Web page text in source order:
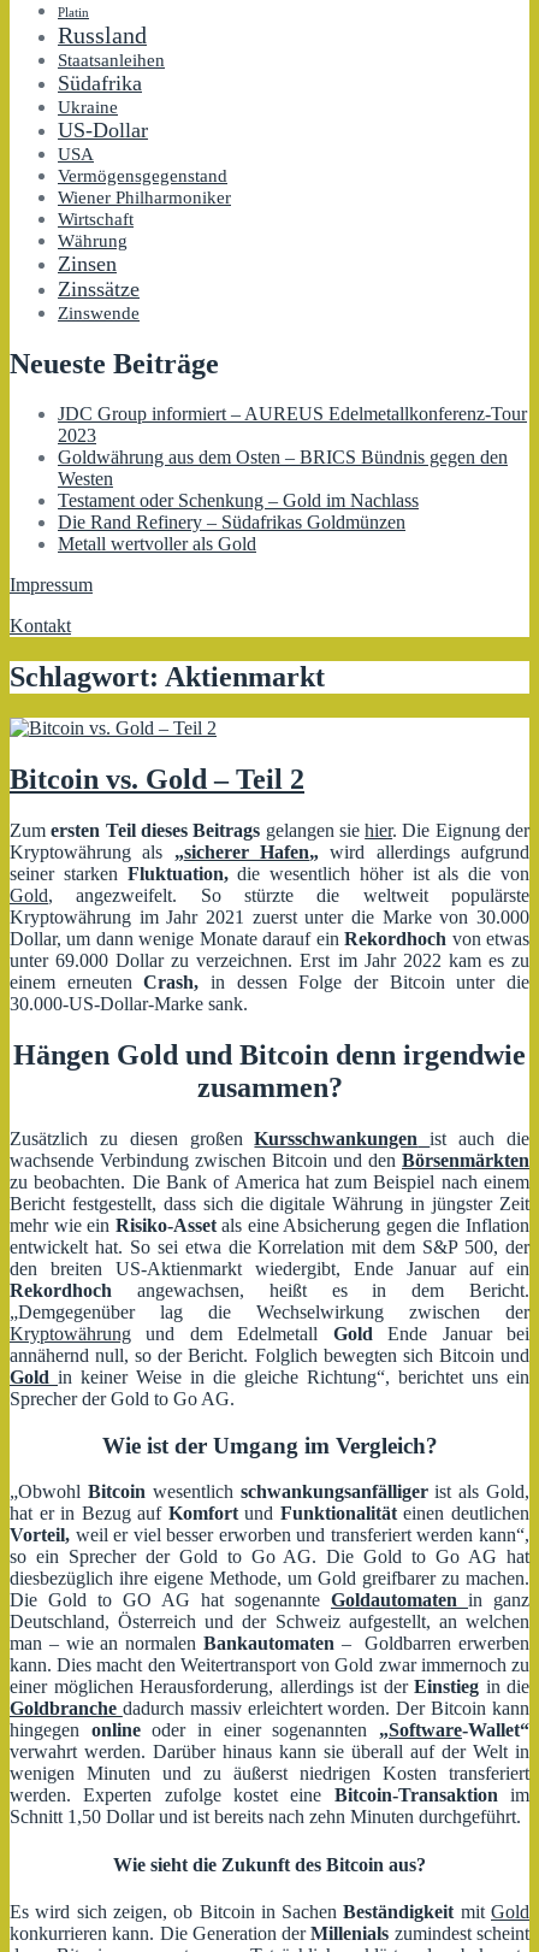
Platin
Russland
Staatsanleihen
Südafrika
Ukraine
US-Dollar
USA
Vermögensgegenstand
Wiener Philharmoniker
Wirtschaft
Währung
Zinsen
Zinssätze
Zinswende
Neueste Beiträge
JDC Group informiert – AUREUS Edelmetallkonferenz-Tour
2023
Goldwährung aus dem Osten – BRICS Bündnis gegen den
Westen
Testament oder Schenkung – Gold im Nachlass
Die Rand Refinery – Südafrikas Goldmünzen
Metall wertvoller als Gold
Impressum
Kontakt
Schlagwort: Aktienmarkt
Bitcoin vs. Gold – Teil 2
Zumersten Teil dieses Beitrags gelangen siehier. Die Eignung der
Kryptowährung als „sicherer Hafen„ wird allerdings aufgrund
seiner starken Fluktuation,die wesentlich höher ist als die von
Gold, angezweifelt. So stürzte die weltweit populärste
Kryptowährung im Jahr 2021 zuerst unter die Marke von 30.000
Dollar, um dann wenige Monate darauf einRekordhoch von etwas
unter 69.000 Dollar zu verzeichnen. Erst im Jahr 2022 kam es zu
einem erneutenCrash, in dessen Folge der Bitcoin unter die
30.000-US-Dollar-Marke sank.
Hängen Gold und Bitcoin denn irgendwie
zusammen?
Zusätzlich zu diesen großenKursschwankungen
ist auch die
wachsende Verbindung zwischen Bitcoin und den Börsenmärkten
zu beobachten. Die Bank of America hat zum Beispiel nach einem
Bericht festgestellt, dass sich die digitale Währung in jüngster Zeit
mehr wie ein Risiko-Assetals eine Absicherung gegen die Inflation
entwickelt hat. So sei etwa die Korrelation mit dem S&P 500, der
den breiten US-Aktienmarkt wiedergibt, Ende Januar auf ein
Rekordhoch angewachsen, heißt es in dem Bericht.
„Demgegenüber lag die Wechselwirkung zwischen der
Kryptowährung und dem Edelmetall Gold Ende Januar bei
annähernd null, so der Bericht. Folglich bewegten sich Bitcoin und
Gold in keiner Weise in die gleiche Richtung“, berichtet uns ein
Sprecher der Gold to Go AG.
Wie ist der Umgang im Vergleich?
„Obwohl Bitcoin wesentlich schwankungsanfälligerist als Gold,
hat er in Bezug auf Komfortund Funktionalitäteinen deutlichen
Vorteil, weil er viel besser erworben und transferiert werden kann“,
so ein Sprecher der Gold to Go AG. Die Gold to Go AG hat
diesbezüglich ihre eigene Methode, um Gold greifbarer zu machen.
Die Gold to GO AG hat sogenannte Goldautomaten in ganz
Deutschland, Österreich und der Schweiz aufgestellt, an welchen
man – wie an normalen Bankautomaten – Goldbarren erwerben
kann. Dies macht den Weitertransport von Gold zwar immernoch zu
einer möglichen Herausforderung, allerdings ist der Einstieg in die
Goldbranche dadurch massiv erleichtert worden. Der Bitcoin kann
hingegen onlineoder in einer sogenannten „Software-Wallet“
verwahrt werden. Darüber hinaus kann sie überall auf der Welt in
wenigen Minuten und zu äußerst niedrigen Kosten transferiert
werden. Experten zufolge kostet eine Bitcoin-Transaktion im
Schnitt 1,50 Dollar und ist bereits nach zehn Minuten durchgeführt.
Wie sieht die Zukunft des Bitcoin aus?
Es wird sich zeigen, ob Bitcoin in SachenBeständigkeit mitGold
konkurrieren kann. Die Generation derMillenials zumindest scheint